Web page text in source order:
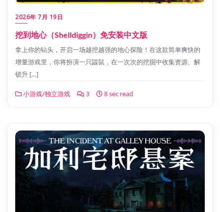
2026年 7月 19日
挖到地心（Shelldiggin）免安装中文版
拿上你的钻头，开启一场越挖越强的地心探险！在这款简单爽快的
增量游戏里，你将扮演一只鼹鼠，在一次次的挖掘中收集资源、解
锁升 […]
小游戏/独立游戏 3 8 sec read